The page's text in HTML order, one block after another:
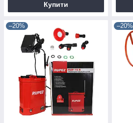
Купити
–20% –20%